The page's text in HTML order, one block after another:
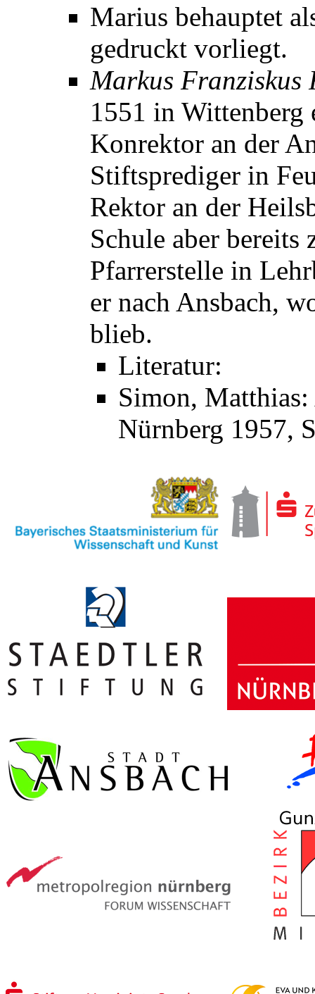
Marius behauptet
gedruckt vorliegt.
Markus Franziskus
1551 in Wittenberg
Konrektor an der
Stiftsprediger in
Rektor an der
Schule aber bereits
Pfarrerstelle in
er nach Ansbach,
blieb.
Literatur:
Simon, Matthias:
Nürnberg 1957,